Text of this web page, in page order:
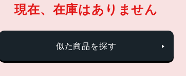
現在、在庫はありません
似た商品を探す